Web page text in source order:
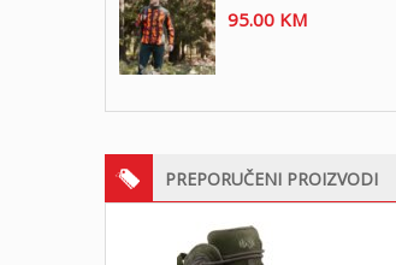
95.00 KM
PREPORUČENI PROIZVODI